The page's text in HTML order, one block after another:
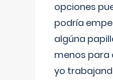
opciones
podría
algúna
menos para
yo